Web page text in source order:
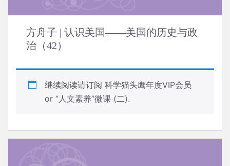
方舟子 | 认识美国——美国的历史与政
治（42）
继续阅读请订阅 科学猫头鹰年度VIP会员
or “人文素养”微课 (二).